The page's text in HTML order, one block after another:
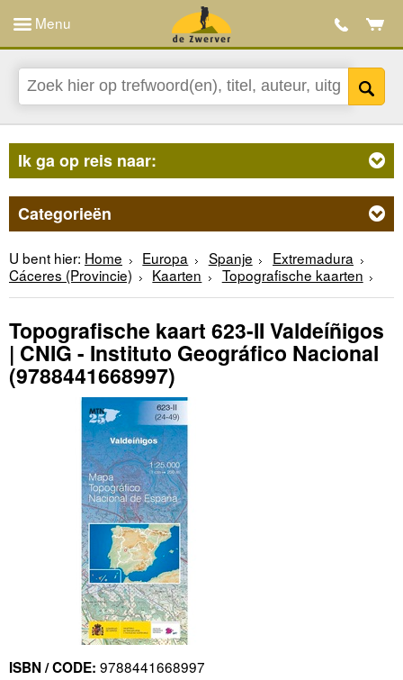
Menu
Ik ga op reis naar:
Categorieën
U bent hier: Home Europa Spanje
Extremadura
Cáceres (Provincie)
Kaarten Topografische kaarten
Topografische kaart 623-II Valdeíñigos
| CNIG - Instituto Geográfico Nacional
(9788441668997)
ISBN / CODE: 9788441668997